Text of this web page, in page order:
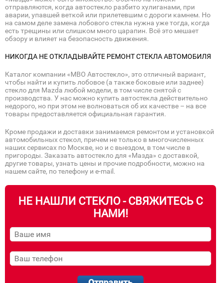
отправляются, когда автостекло разбито хулиганами, при
аварии, упавшей веткой или прилетевшим с дороги камнем. Но
на самом деле замена лобового стекла нужна уже тогда, когда
есть трещины или слишком много царапин. Всё это мешает
обзору и влияет на безопасность движения.
НИКОГДА НЕ ОТКЛАДЫВАЙТЕ РЕМОНТ СТЕКЛА АВТОМОБИЛЯ
Каталог компании «МВО Автостекло», это отличный вариант,
чтобы найти и купить лобовое (а также боковые или заднее)
стекло для Mazda любой модели, в том числе снятой с
производства. У нас можно купить автостекла действительно
недорого, но при этом не волноваться об их качестве – на все
товары предоставляется официальная гарантия.
Кроме продажи и доставки занимаемся ремонтом и установкой
автомобильных стекол, причем не только в многочисленных
наших сервисах по Москве, но и с выездом, в том числе в
пригороды. Заказать автостекло для «Мазда» с доставкой,
другие товары, узнать цены и прочие подробности, можно на
нашем сайте, по телефону и e-mail.
НЕ НАШЛИ СТЕКЛО - СВЯЖИТЕСЬ С
НАМИ!